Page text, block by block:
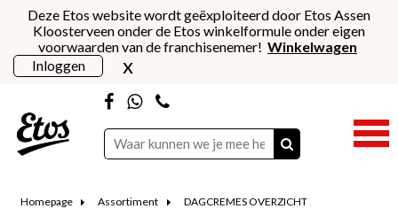
Deze Etos website wordt geëxploiteerd door Etos Assen
Kloosterveen onder de Etos winkelformule onder eigen
voorwaarden van de franchisenemer! Winkelwagen
Inloggen
x
Homepage Assortiment DAGCREMES OVERZICHT